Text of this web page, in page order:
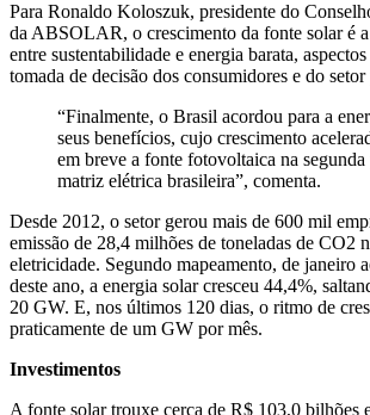
Para Ronaldo Koloszuk, presidente do
da ABSOLAR, o crescimento da fonte solar é
entre sustentabilidade e energia barata,
tomada de decisão dos consumidores e do
“Finalmente, o Brasil acordou para a
seus benefícios, cujo crescimento
em breve a fonte fotovoltaica na segunda
matriz elétrica brasileira”, comenta.
Desde 2012, o setor gerou mais de 600 mil
emissão de 28,4 milhões de toneladas de CO2
eletricidade. Segundo mapeamento, de janeiro
deste ano, a energia solar cresceu 44,4%,
20 GW. E, nos últimos 120 dias, o ritmo de
praticamente de um GW por mês.
Investimentos
A fonte solar trouxe cerca de R$ 103,0 bilhões